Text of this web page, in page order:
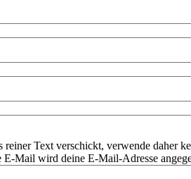
reiner Text verschickt, verwende daher
Mail wird deine E-Mail-Adresse